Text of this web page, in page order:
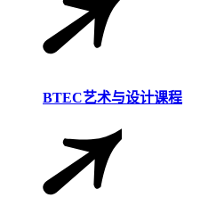
BTEC艺术与设计课程